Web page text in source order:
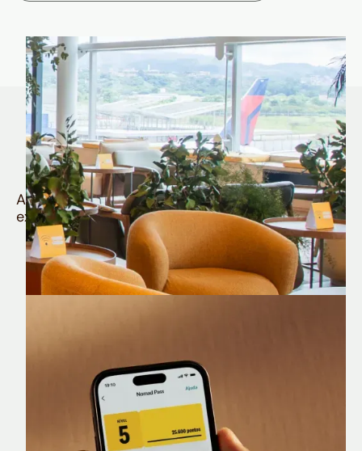
Quem é Nomad tem
muito mais
Aproveite todos os benefícios e vantagens
exclusivas da sua Conta Internacional
Nomad Lounge
Sala VIP no Aeroporto de Guarulhos